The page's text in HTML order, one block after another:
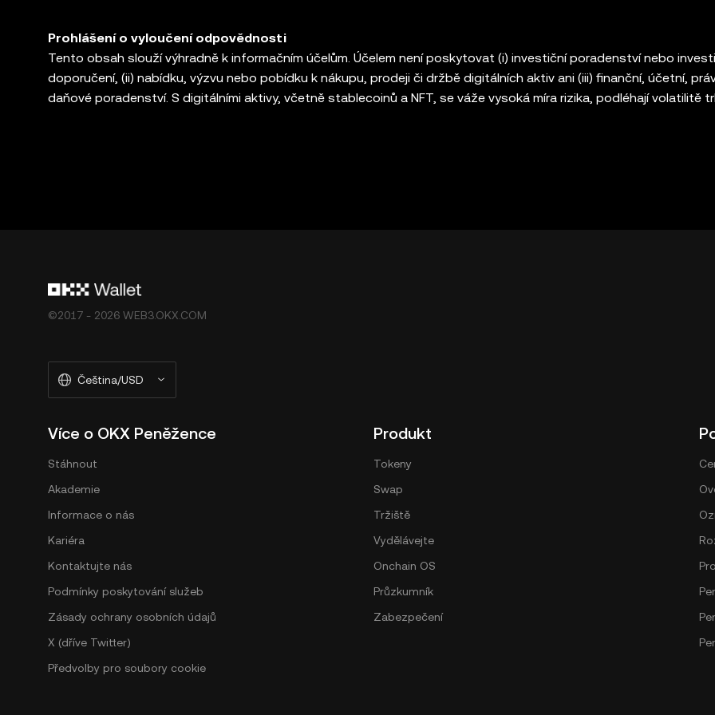
Prohlášení o vyloučení odpovědnosti
Tento obsah slouží výhradně k informačním účelům. Účelem není poskytovat (i) investiční poradenství nebo
doporučení, (ii) nabídku, výzvu nebo pobídku k nákupu, prodeji či držbě digitálních aktiv ani (iii) finanční, účetní,
daňové poradenství. S digitálními aktivy, včetně stablecoinů a NFT, se váže vysoká míra rizika, podléhají volatilitě
a mohou ztratit svou hodnotu. S otázkami, zda je pro vás obchodování nebo držení digitálních aktiv vhodné, se
©2017 - 2026 WEB3.OKX.COM
Čeština/USD
Více o OKX Peněžence
Stáhnout
Akademie
Informace o nás
Kariéra
Kontaktujte nás
Podmínky poskytování služeb
Zásady ochrany osobních údajů
X (dříve Twitter)
Předvolby pro soubory cookie
Produkt
Tokeny
Swap
Tržiště
Vydělávejte
Onchain OS
Průzkumník
Zabezpečení